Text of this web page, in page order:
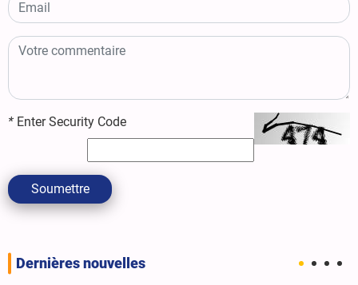
* Enter Security Code
Soumettre
Dernières nouvelles